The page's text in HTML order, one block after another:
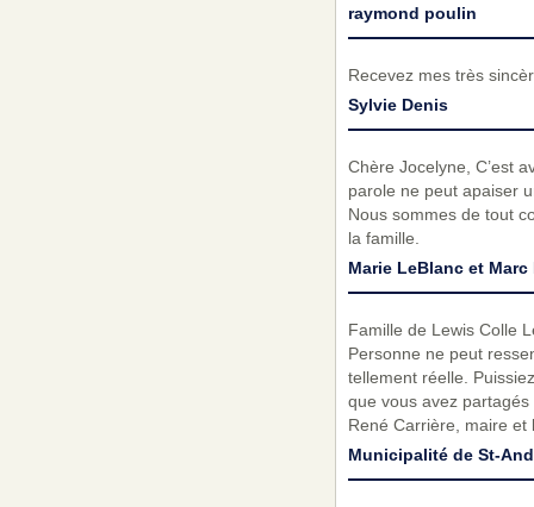
raymond poulin
Recevez mes très
Sylvie Denis
Chère Jocelyne, C’est
parole ne peut apaiser
Nous sommes de tout
la famille.
Marie LeBlanc et Marc
Famille de Lewis Colle
Personne ne peut
tellement réelle.
que vous avez
René Carrière, maire et
Municipalité de St-